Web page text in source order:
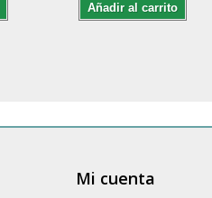
Añadir al carrito
Mi cuenta